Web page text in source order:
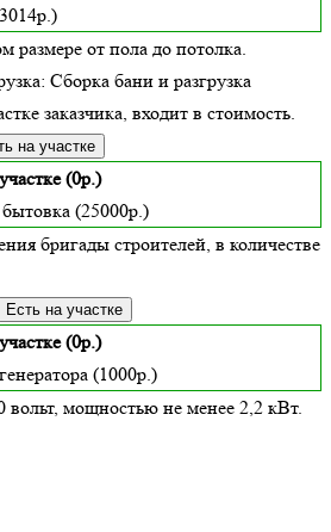
размере от пола до потолка.
Сборка бани и разгрузка
заказчика, входит в стоимость.
на участке
(0р.)
(25000р.)
бригады строителей, в количестве
Есть на участке
(0р.)
(1000р.)
вольт, мощностью не менее 2,2 кВт.